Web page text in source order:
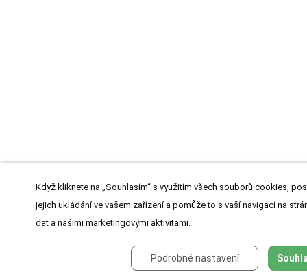
Když kliknete na „Souhlasím“ s využitím všech souborů cookies,
jejich ukládání ve vašem zařízení a pomůže to s vaší navigací na
dat a našimi marketingovými aktivitami.
Podrobné nastavení